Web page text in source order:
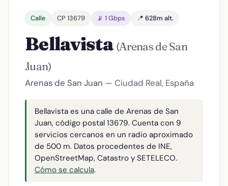
Calle CP 13679 📡 1 Gbps 📍 628m alt.
Bellavista (Arenas de San
Juan)
Arenas de San Juan — Ciudad Real, España
Bellavista es una calle de Arenas de San
Juan, código postal 13679. Cuenta con 9
servicios cercanos en un radio aproximado
de 500 m. Datos procedentes de INE,
OpenStreetMap, Catastro y SETELECO.
Cómo se calcula.